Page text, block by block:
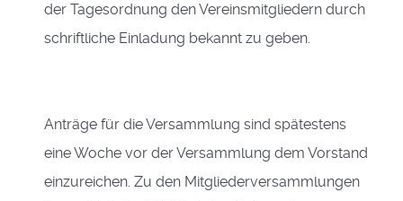
der Tagesordnung den Vereinsmitgliedern durch
schriftliche Einladung bekannt zu geben.
Anträge für die Versammlung sind spätestens
eine Woche vor der Versammlung dem Vorstand
einzureichen. Zu den Mitgliederversammlungen